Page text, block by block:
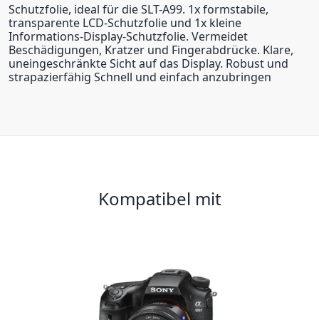
Schutzfolie, ideal für die SLT-A99. 1x formstabile,
transparente LCD-Schutzfolie und 1x kleine
Informations-Display-Schutzfolie. Vermeidet
Beschädigungen, Kratzer und Fingerabdrücke. Klare,
uneingeschränkte Sicht auf das Display. Robust und
strapazierfähig Schnell und einfach anzubringen
Kompatibel mit